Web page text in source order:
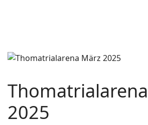
2025